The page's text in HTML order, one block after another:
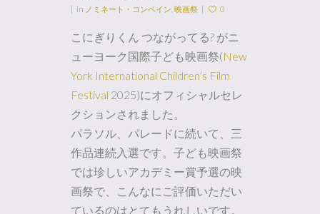
in ノミネート・コンペイン 映画祭 0
こにぎりくん つながってる? がニ
ューヨーク国際子ども映画祭(New
York International Children’s Film
Festival 2025)にオフィシャルセレ
クションされました。
パラソル、パレードに続いて、三
作品連続入選です。子ども映画祭
では珍しいアカデミー賞予選の映
画祭で、こんなにご評価いただい
ているのはとてもうれしいです。